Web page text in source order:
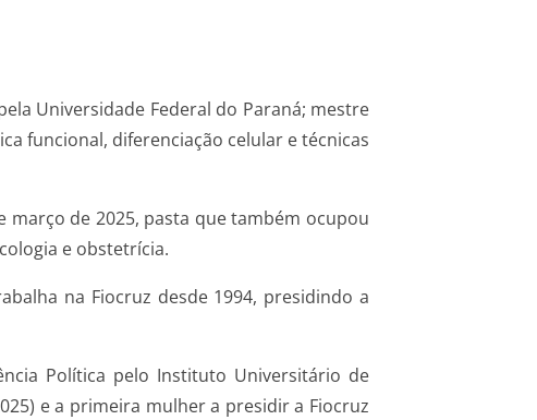
Universidade Federal do Paraná; mestre
funcional, diferenciação celular e técnicas
março de 2025, pasta que também ocupou
e obstetrícia.
na Fiocruz desde 1994, presidindo a
Política pelo Instituto Universitário de
e a primeira mulher a presidir a Fiocruz